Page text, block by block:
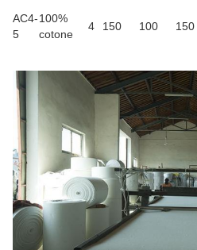
AC4-
5
100%
cotone
4 150 100 150